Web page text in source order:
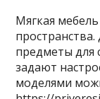
Мягкая
предметы для
задают
моделями